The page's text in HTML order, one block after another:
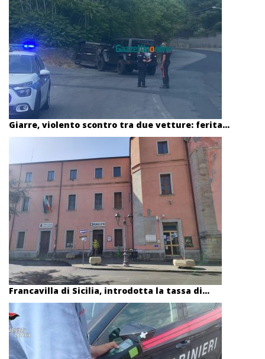
Giarre, violento scontro tra due vetture: ferita...
Francavilla di Sicilia, introdotta la tassa di...